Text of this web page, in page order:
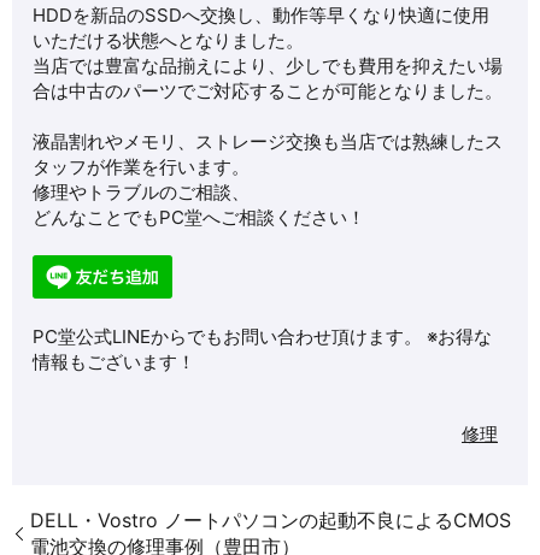
HDDを新品のSSDへ交換し、動作等早くなり快適に使用
いただける状態へとなりました。
当店では豊富な品揃えにより、少しでも費用を抑えたい場
合は中古のパーツでご対応することが可能となりました。
液晶割れやメモリ、ストレージ交換も当店では熟練したス
タッフが作業を行います。
修理やトラブルのご相談、
どんなことでもPC堂へご相談ください！
PC堂公式LINEからでもお問い合わせ頂けます。 ※お得な
情報もございます！
修理
DELL・Vostro ノートパソコンの起動不良によるCMOS
電池交換の修理事例（豊田市）